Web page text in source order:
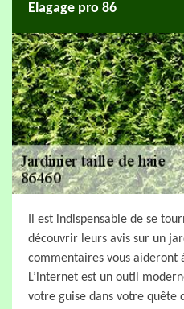
Elagage pro 86
Il est indispensable de se
découvrir leurs avis sur un
commentaires vous aideront
L’internet est un outil
votre guise dans votre quête